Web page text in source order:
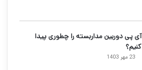
آی پی دوربین مداربسته را چطوری پیدا
کنیم؟
23 مهر 1403